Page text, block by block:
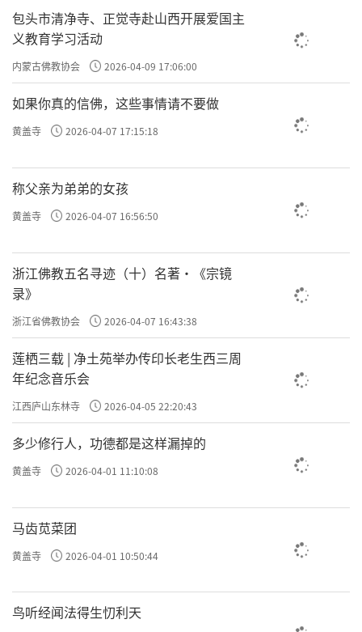
包头市清净寺、正觉寺赴山西开展爱国主
义教育学习活动
内蒙古佛教协会 2026-04-09 17:06:00
如果你真的信佛，这些事情请不要做
黄盖寺 2026-04-07 17:15:18
称父亲为弟弟的女孩
黄盖寺 2026-04-07 16:56:50
浙江佛教五名寻迹（十）名著·《宗镜
录》
浙江省佛教协会 2026-04-07 16:43:38
莲栖三载 | 净土苑举办传印长老生西三周
年纪念音乐会
江西庐山东林寺 2026-04-05 22:20:43
多少修行人，功德都是这样漏掉的
黄盖寺 2026-04-01 11:10:08
马齿苋菜团
黄盖寺 2026-04-01 10:50:44
鸟听经闻法得生忉利天